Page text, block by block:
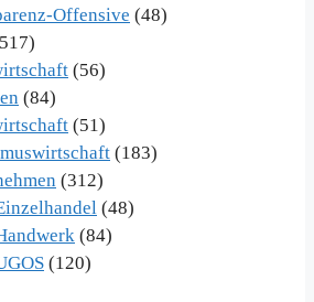
Offensive (48)
(56)
(84)
(51)
(183)
(312)
(48)
(84)
(120)